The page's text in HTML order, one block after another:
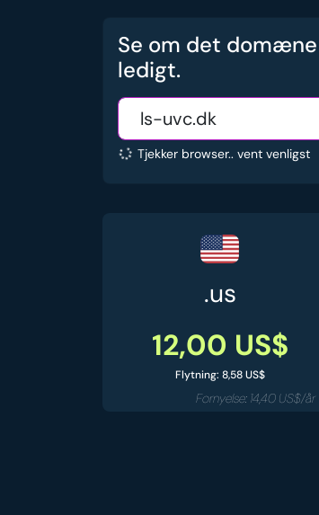
Se om det
ledigt.
Tjekker browser.. vent venligst
.us
12,00 US$
Flytning: 8,58 US$
Fornyelse: 14,40 US$/år